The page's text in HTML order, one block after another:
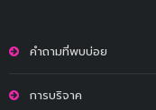
คำถามที่พบบ่อย
การบริจาค